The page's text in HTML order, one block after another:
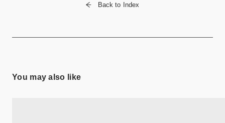
Back to Index
You may also like